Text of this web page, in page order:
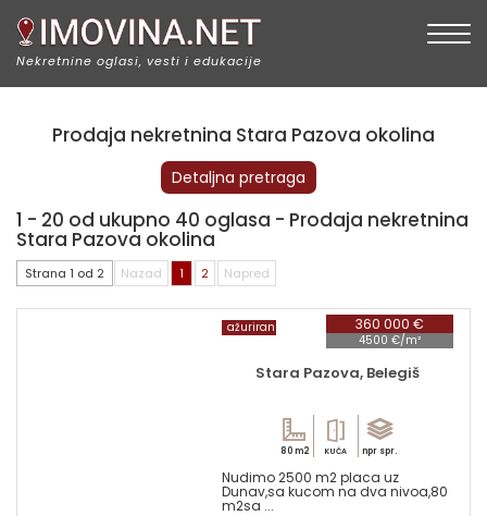
Nekretnine oglasi, vesti i edukacije
Prodaja nekretnina Stara Pazova okolina
Detaljna pretraga
1 - 20 od ukupno 40 oglasa - Prodaja nekretnina
Stara Pazova okolina
Strana 1 od 2 Nazad 1 2 Napred
360 000 €
4500 €/m²
ažuriran
Stara Pazova, Belegiš
80 m2 KUĆA npr spr.
Nudimo 2500 m2 placa uz
Dunav,sa kucom na dva nivoa,80
m2sa ...